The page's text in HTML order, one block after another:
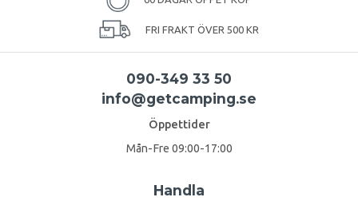
FRI FRAKT ÖVER 500 KR
090-349 33 50
info@getcamping.se
Öppettider
Mån-Fre 09:00-17:00
Handla